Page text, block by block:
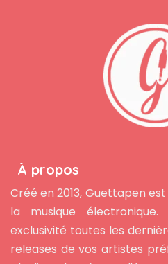
À propos
Créé en 2013, Guettapen
la musique
exclusivité toutes les
releases de vos artistes